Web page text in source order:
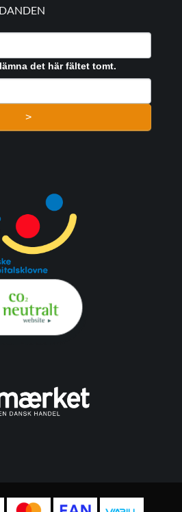
det här fältet tomt.
>